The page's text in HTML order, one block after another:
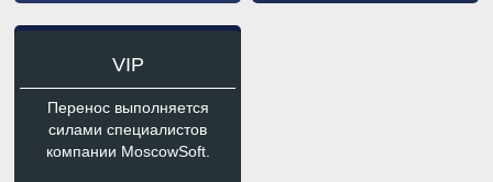
VIP
Перенос выполняется
силами специалистов
компании MoscowSoft.